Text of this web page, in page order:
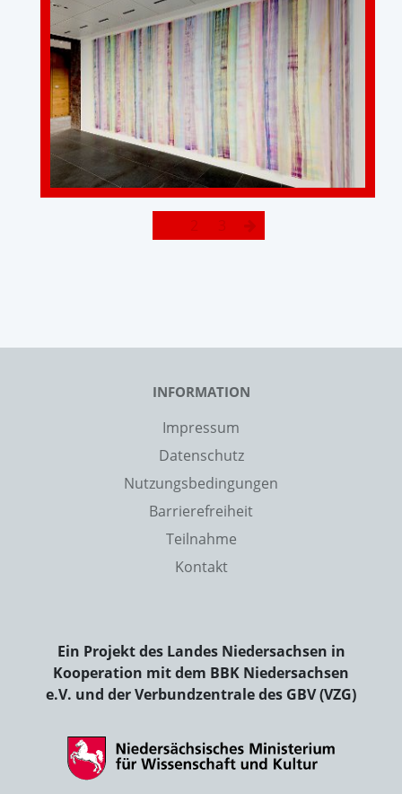
2 3
INFORMATION
Impressum
Datenschutz
Nutzungsbedingungen
Barrierefreiheit
Teilnahme
Kontakt
Ein Projekt des Landes Niedersachsen in
Kooperation mit dem BBK Niedersachsen
e.V. und der Verbundzentrale des GBV (VZG)